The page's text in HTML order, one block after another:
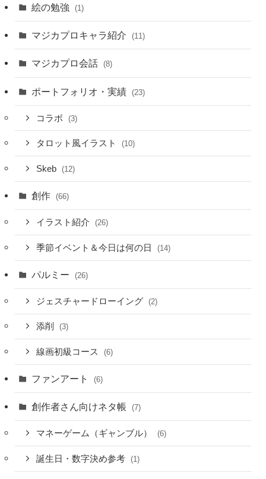
絵の勉強 (1)
マジカプロキャラ紹介 (11)
マジカプロ会話 (8)
ポートフォリオ・実績 (23)
コラボ (3)
タロット風イラスト (10)
Skeb (12)
創作 (66)
イラスト紹介 (26)
季節イベント＆今日は何の日 (14)
パルミー (26)
ジェスチャードローイング (2)
添削 (3)
線画初級コース (6)
ファンアート (6)
創作者さん向けネタ帳 (7)
マネーゲーム（ギャンブル） (6)
誕生日・数字決め参考 (1)